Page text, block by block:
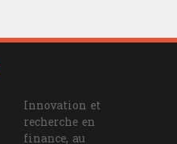
Innovation et
recherche en
finance, au